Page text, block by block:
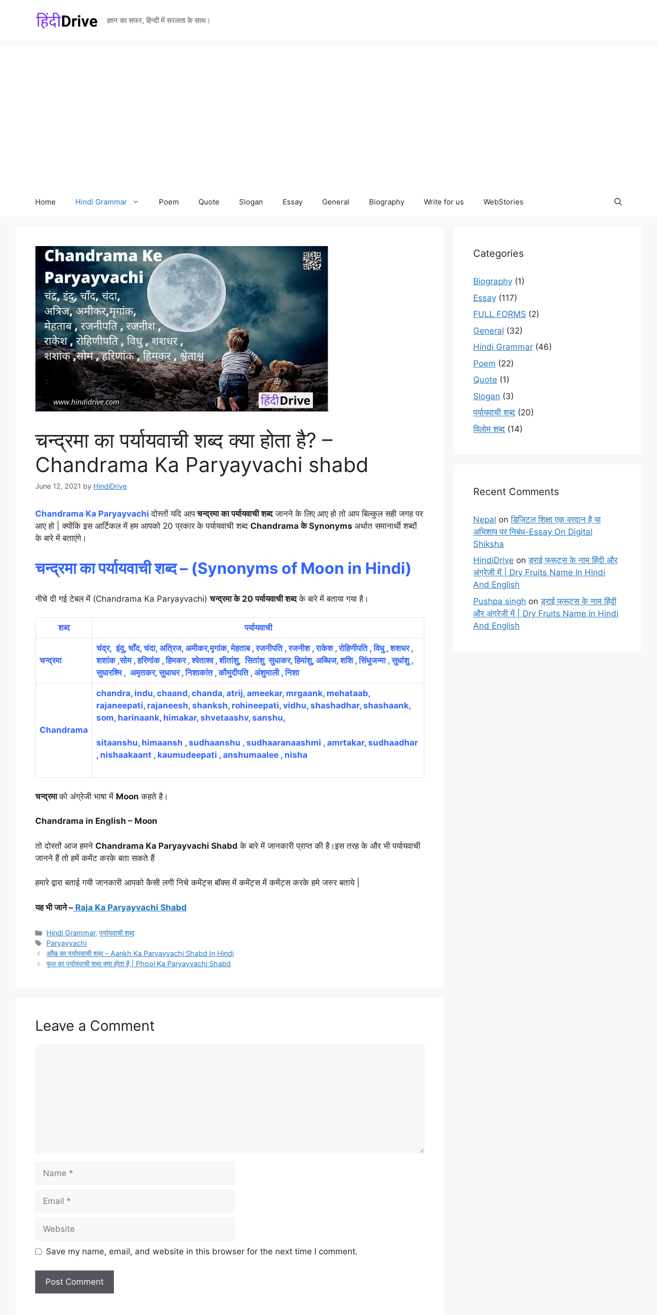
ज्ञान का सफर, हिन्दी में सरलता के साथ।
Home Hindi Grammar Poem Quote Slogan Essay General Biography Write for us WebStories
चन्द्रमा का पर्यायवाची शब्द क्या होता है? –
Chandrama Ka Paryayvachi shabd
June 12, 2021 by HindiDrive
Chandrama Ka Paryayvachiदोस्तों यदि आप चन्द्रमा का पर्यायवाची शब्दजानने के लिए आए हो तो आप बिल्कुल सही जगह पर
आए हो | क्योंकि इस आर्टिकल में हम आपको 20 प्रकार के पर्यायवाची शब्द Chandrama के Synonyms अर्थात समानार्थी शब्दों
के बारे में बताएंगे।
चन्द्रमा का पर्यायवाची शब्द – (Synonyms of Moon in Hindi)
नीचे दी गई टेबल में (Chandrama Ka Paryayvachi)चन्द्रमा के 20 पर्यायवाची शब्दके बारे में बताया गया है।
शब्द पर्यायवाची
चन्द्रमा
चंद्र, इंदु, चाँद, चंदा, अत्रिज, अमीकर,मृगांक, मेहताब , रजनीपति , रजनीश , राकेश , रोहिणीपति , विधु , शशधर ,
शशांक ,सोम , हरिणांंक , हिमकर , श्वेताश्व , शीतांशु, सितांशु सुधाकर, हिमांशु, अब्धिज, शशि , सिंधुजन्मा , सुधांशु ,
सुधारश्मि , अमृतकर, सुधाधर , निशाकांत , कौमुदीपति , अंशुमाली , निशा
Chandrama
chandra, indu, chaand, chanda, atrij, ameekar, mrgaank, mehataab,
rajaneepati, rajaneesh, shanksh, rohineepati, vidhu, shashadhar, shashaank,
som, harinaank, himakar, shvetaashv, sanshu,
sitaanshu, himaansh , sudhaanshu , sudhaaranaashmi , amrtakar, sudhaadhar
, nishaakaant , kaumudeepati , anshumaalee , nisha
चन्द्रमाको अंग्रेजी भाषा में Moon कहते है।
Chandrama in English – Moon
तो दोस्तों आज हमने Chandrama Ka Paryayvachi Shabd के बारे में जानकारी प्राप्त की है।इस तरह के और भी पर्यायवाची
जानने हैं तो हमें कमेंट करके बता सकते हैं
हमारे द्वारा बताई गयी जानकारी आपको कैसी लगी निचे कमेंट्स बॉक्स में कमेंट्स में कमेंट्स करके हमे जरुर बताये |
यह भी जाने – Raja Ka Paryayvachi Shabd
Categories
Hindi Grammar,पर्यायवाची शब्द
Tags
Paryayvachi
आँख का पर्यायवाची शब्द – Aankh Ka Paryayvachi Shabd In Hindi
फूल का पर्यायवाची शब्द क्या होता है | Phool Ka Paryayvachi Shabd
Leave a Comment
Name
Email
Website
Save my name, email, and website in this browser for the next time I comment.
Categories
Biography (1)
Essay (117)
FULL FORMS (2)
General (32)
Hindi Grammar (46)
Poem (22)
Quote (1)
Slogan (3)
पर्यायवाची शब्द (20)
विलोम शब्द (14)
Recent Comments
Nepal onडिजिटल शिक्षा एक वरदान है या
अभिशाप पर निबंध-Essay On Digital
Shiksha
HindiDrive onड्राई फ्रूट्स के नाम हिंदी और
अंग्रेजी में | Dry Fruits Name In Hindi
And English
Pushpa singh onड्राई फ्रूट्स के नाम हिंदी
और अंग्रेजी में | Dry Fruits Name In Hindi
And English